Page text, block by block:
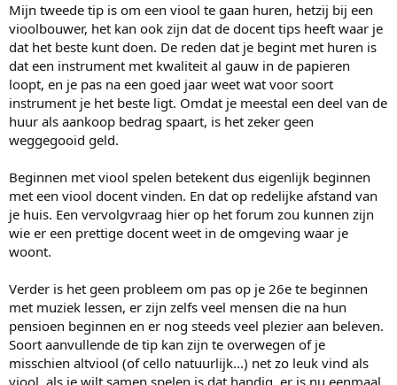
Mijn tweede tip is om een viool te gaan huren, hetzij bij een
vioolbouwer, het kan ook zijn dat de docent tips heeft waar je
dat het beste kunt doen. De reden dat je begint met huren is
dat een instrument met kwaliteit al gauw in de papieren
loopt, en je pas na een goed jaar weet wat voor soort
instrument je het beste ligt. Omdat je meestal een deel van de
huur als aankoop bedrag spaart, is het zeker geen
weggegooid geld.
Beginnen met viool spelen betekent dus eigenlijk beginnen
met een viool docent vinden. En dat op redelijke afstand van
je huis. Een vervolgvraag hier op het forum zou kunnen zijn
wie er een prettige docent weet in de omgeving waar je
woont.
Verder is het geen probleem om pas op je 26e te beginnen
met muziek lessen, er zijn zelfs veel mensen die na hun
pensioen beginnen en er nog steeds veel plezier aan beleven.
Soort aanvullende de tip kan zijn te overwegen of je
misschien altviool (of cello natuurlijk...) net zo leuk vind als
viool, als je wilt samen spelen is dat handig, er is nu eenmaal